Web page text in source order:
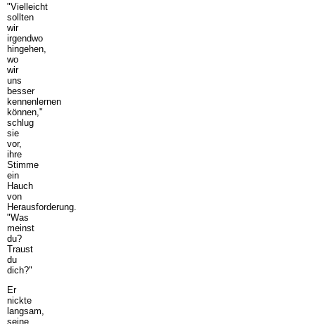
"Vielleicht
sollten
wir
irgendwo
hingehen,
wo
wir
uns
besser
kennenlernen
können,"
schlug
sie
vor,
ihre
Stimme
ein
Hauch
von
Herausforderung.
"Was
meinst
du?
Traust
du
dich?"
Er
nickte
langsam,
seine